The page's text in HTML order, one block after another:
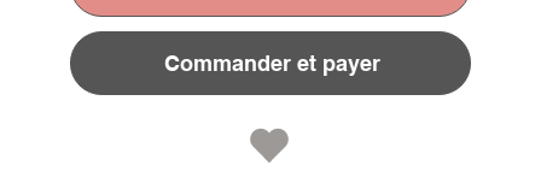
Commander et payer